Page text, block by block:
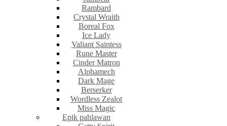
Rambard
Crystal Wraith
Boreal Fox
Ice Lady
Valiant Saintess
Rune Master
Cinder Matron
Alphamech
Dark Mage
Berserker
Wordless Zealot
Miss Magic
Epik pahlawan